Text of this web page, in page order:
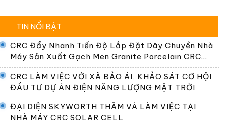
TIN NỔI BẬT
CRC Đẩy Nhanh Tiến Độ Lắp Đặt Dây Chuyền Nhà
Máy Sản Xuất Gạch Men Granite Porcelain CRC
Premier
CRC LÀM VIỆC VỚI XÃ BẢO ÁI, KHẢO SÁT CƠ HỘI
ĐẦU TƯ DỰ ÁN ĐIỆN NĂNG LƯỢNG MẶT TRỜI
ĐẠI DIỆN SKYWORTH THĂM VÀ LÀM VIỆC TẠI
NHÀ MÁY CRC SOLAR CELL